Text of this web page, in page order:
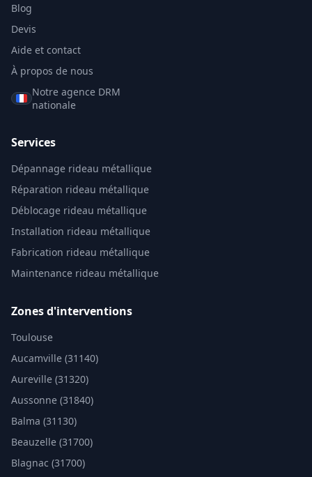
Blog
Devis
Aide et contact
À propos de nous
Notre agence DRM
nationale
Services
Dépannage rideau métallique
Réparation rideau métallique
Déblocage rideau métallique
Installation rideau métallique
Fabrication rideau métallique
Maintenance rideau métallique
Zones d'interventions
Toulouse
Aucamville (31140)
Aureville (31320)
Aussonne (31840)
Balma (31130)
Beauzelle (31700)
Blagnac (31700)